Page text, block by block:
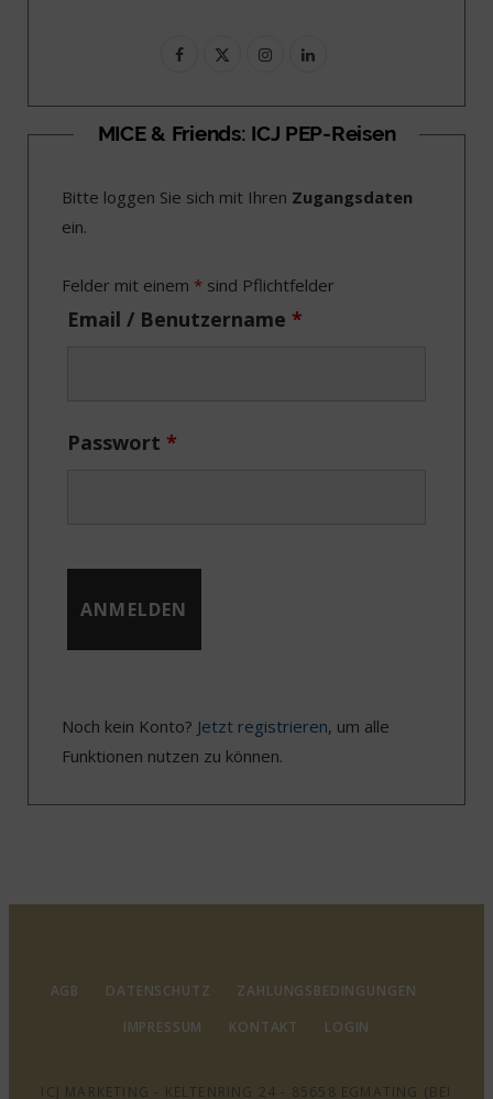
F
c
b
o
k
T
i
t
e
I
s
a
r
a
L
n
e
I
MICE & Friends: ICJ PEP-Reisen
Bitte loggen Sie sich mit Ihren Zugangsdaten
ein.
Felder mit einem * sind Pflichtfelder
Email / Benutzername *
Passwort *
Noch kein Konto? Jetzt registrieren, um alle
Funktionen nutzen zu können.
AGB DATENSCHUTZ
ZAHLUNGSBEDINGUNGEN
IMPRESSUM
KONTAKT LOGIN
ICJ MARKETING - KELTENRING 24 - 85658 EGMATING (BEI